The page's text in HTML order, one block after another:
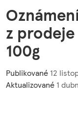
z
100g
Publikované 12
Aktualizované 1